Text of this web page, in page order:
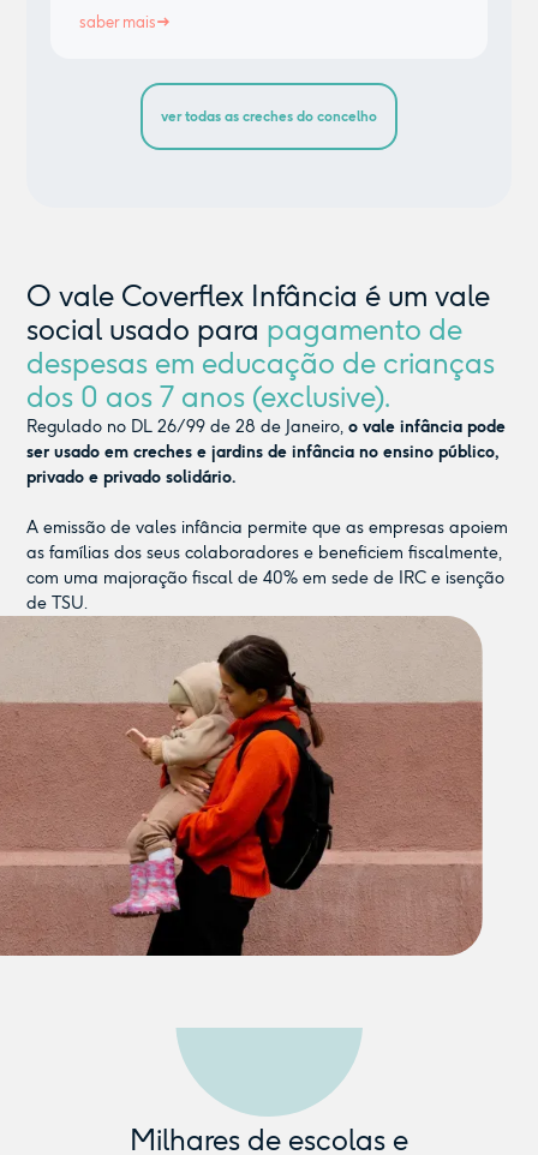
saber mais
ver todas as creches do concelho
O vale Coverflex Infância é um vale
social usado para pagamento de
despesas em educação de crianças
dos 0 aos 7 anos (exclusive).
Regulado no DL 26/99 de 28 de Janeiro,o vale infância pode
ser usado em creches e jardins de infância no ensino público,
privado e privado solidário.
A emissão de vales infância permite que as empresas apoiem
as famílias dos seus colaboradores e beneficiem fiscalmente,
com uma majoração fiscal de 40% em sede de IRC e isenção
de TSU.
Milhares de escolas e